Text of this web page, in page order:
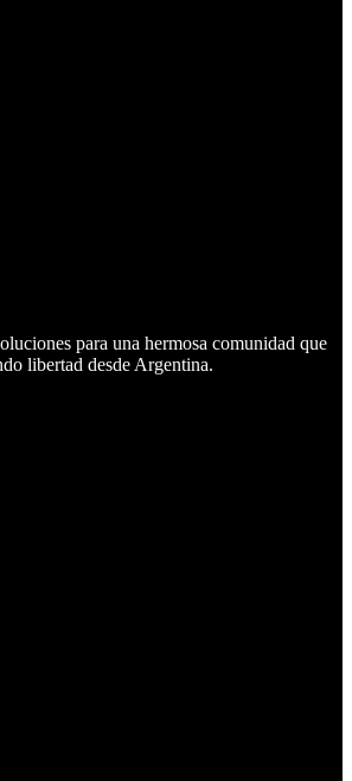
para una hermosa comunidad que
libertad desde Argentina.